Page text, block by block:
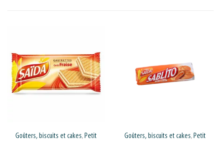
Goûters, biscuits et cakes, Petit
Goûters, biscuits et cakes, Petit